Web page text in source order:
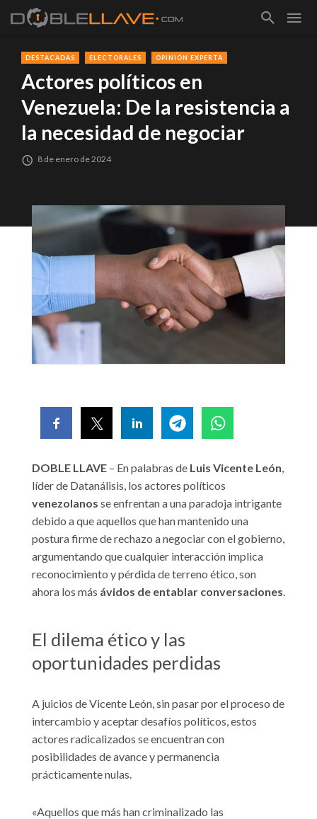
DESTACADAS ELECTORALES OPINIÓN EXPERTA
Actores políticos en
Venezuela: De la resistencia a
la necesidad de negociar
8 de enero de 2024
DOBLE LLAVE – En palabras de Luis Vicente León,
líder de Datanálisis, los actores políticos
venezolanos se enfrentan a una paradoja intrigante
debido a que aquellos que han mantenido una
postura firme de rechazo a negociar con el gobierno,
argumentando que cualquier interacción implica
reconocimiento y pérdida de terreno ético, son
ahora los más ávidos de entablar conversaciones.
El dilema ético y las
oportunidades perdidas
A juicios de Vicente León, sin pasar por el proceso de
intercambio y aceptar desafíos políticos, estos
actores radicalizados se encuentran con
posibilidades de avance y permanencia
prácticamente nulas.
«Aquellos que más han criminalizado las